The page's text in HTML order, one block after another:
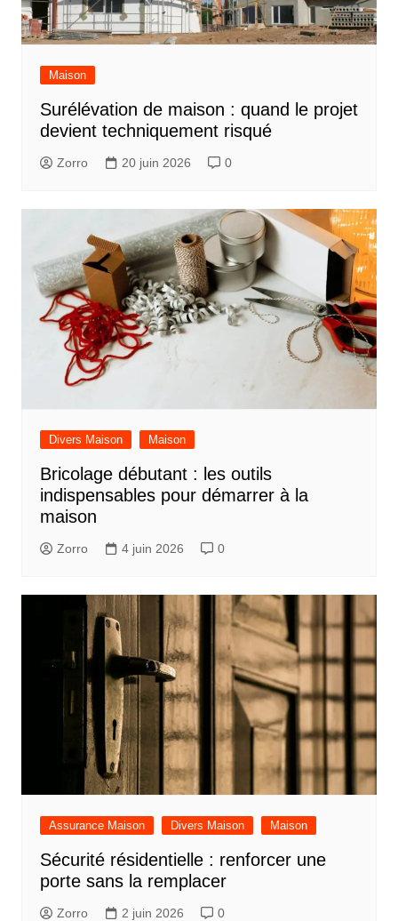
Maison
Surélévation de maison : quand le projet
devient techniquement risqué
Zorro 20 juin 2026 0
Divers Maison Maison
Bricolage débutant : les outils
indispensables pour démarrer à la
maison
Zorro 4 juin 2026 0
Assurance Maison Divers Maison Maison
Sécurité résidentielle : renforcer une
porte sans la remplacer
Zorro 2 juin 2026 0